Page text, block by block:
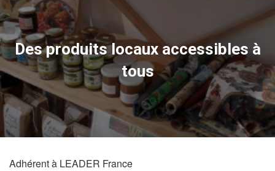
Des produits locaux accessibles à
tous
Adhérent à LEADER France